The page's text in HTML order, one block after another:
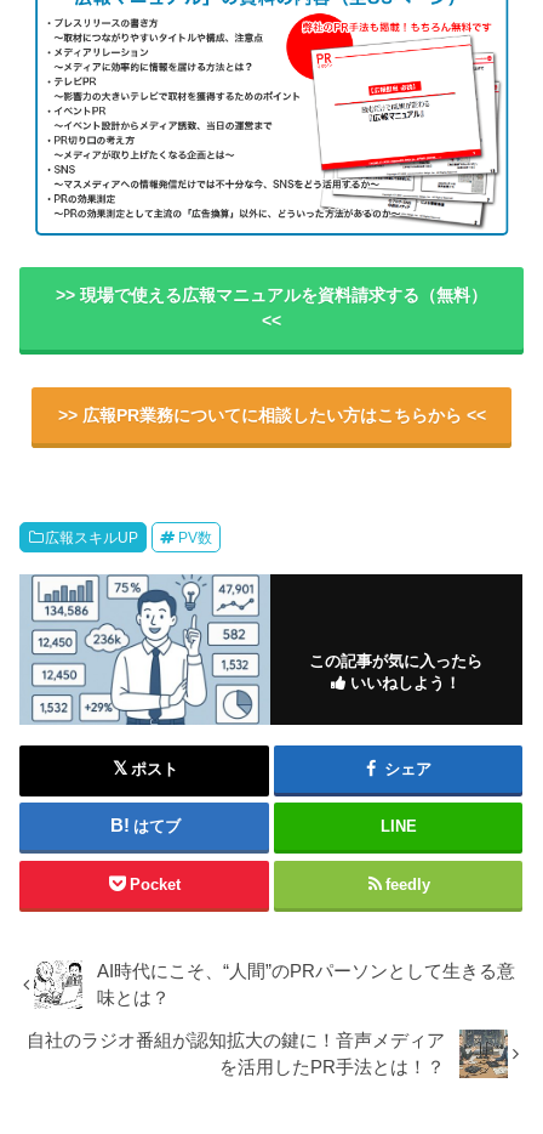
>> 現場で使える広報マニュアルを資料請求する（無料）
<<
>> 広報PR業務についてに相談したい方はこちらから <<
広報スキルUP PV数
この記事が気に入ったら
いいねしよう！
ポスト シェア
はてブ LINE
Pocket feedly
AI時代にこそ、“人間”のPRパーソンとして生きる意
味とは？
自社のラジオ番組が認知拡大の鍵に！音声メディア
を活用したPR手法とは！？